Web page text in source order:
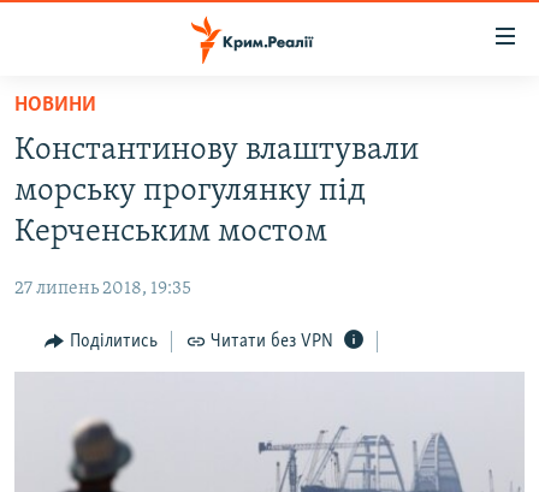
Перейти
основного
матеріалу
Перейти
до
основної
Перейти
до
ВІДЕО ТА ФОТО
БЛОГИ
ПОГЛЯД
ВСЕ ЗА ДЕНЬ
СПЕЦПРОЕКТИ
НОВИНИ
Константинову влаштували
морську прогулянку під
Керченським мостом
27 липень 2018, 19:35
Поділитись Читати без VPN